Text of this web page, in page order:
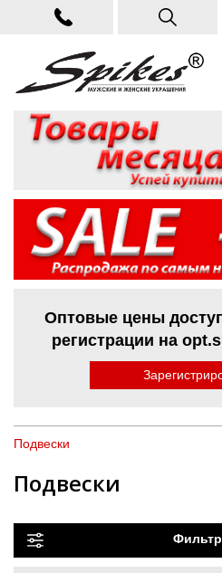
Оптовые цены
регистрации на
Подвески
Подвески